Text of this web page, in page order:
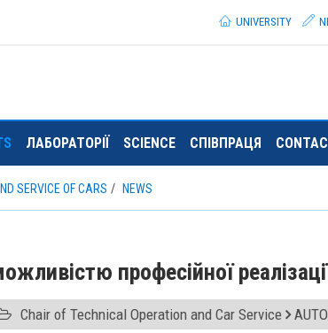
UNIVERSITY
ЛАБОРАТОРІЇ SCIENCE СПІВПРАЦЯ
SERVICE OF CARS NEWS
професійної
Chair of Technical Operation and Car Service